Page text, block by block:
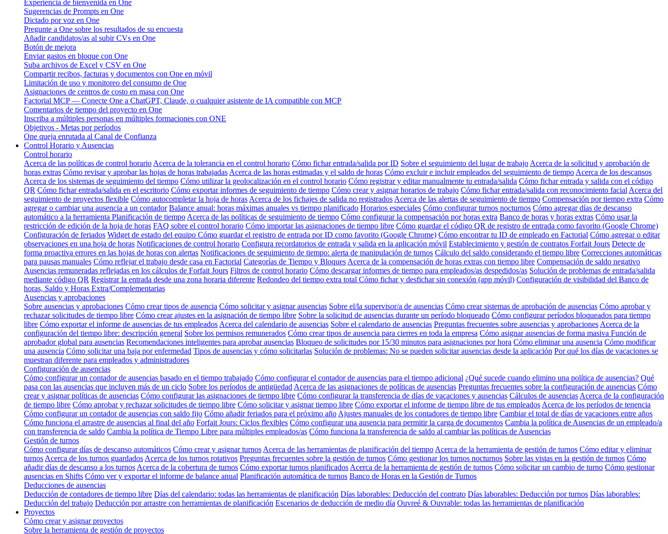
Experiencia de bienvenida en One
Sugerencias de Prompts en One
Dictado por voz en One
Pregunte a One sobre los resultados de su encuesta
Añadir candidatos/as al subir CVs en One
Botón de mejora
Enviar gastos en bloque con One
Suba archivos de Excel y CSV en One
Compartir recibos, facturas y documentos con One en móvil
Limitación de uso y monitoreo del consumo de One
Asignaciones de centros de costo en masa con One
Factorial MCP — Conecte One a ChatGPT, Claude, o cualquier asistente de IA compatible con MCP
Comentarios de tiempo del proyecto en One
Inscriba a múltiples personas en múltiples formaciones con ONE
Objetivos - Metas por períodos
One queja enrutada al Canal de Confianza
Control Horario y Ausencias
Control horario
Acerca de las políticas de control horario Acerca de la tolerancia en el control horario Cómo fichar entrada/salida por ID Sobre el seguimiento del lugar de trabajo Acerca de la solicitud y aprobación de
horas extras Cómo revisar y aprobar las hojas de horas trabajadas Acerca de las horas estimadas y el saldo de horas Cómo excluir e incluir empleados del seguimiento de tiempo Acerca de los descansos
Acerca de los sistemas de seguimiento del tiempo Cómo utilizar la geolocalización en el control horario Cómo registrar y editar manualmente tu entrada/salida Cómo fichar entrada y salida con el código
QR Cómo fichar entrada/salida en el escritorio Cómo exportar informes de seguimiento de tiempo Cómo crear y asignar horarios de trabajo Cómo fichar entrada/salida con reconocimiento facial Acerca del
seguimiento de proyectos flexible Cómo autocompletar la hoja de horas Acerca de los fichajes de salida no registrados Acerca de las alertas de seguimiento de tiempo Compensación por tiempo extra Cómo
agregar o cambiar una ausencia a un contador Balance anual: horas máximas anuales vs tiempo planificado Horarios especiales Cómo configurar turnos nocturnos Cómo agregar días de descanso
automático a la herramienta Planificación de tiempo Acerca de las políticas de seguimiento de tiempo Cómo configurar la compensación por horas extra Banco de horas y horas extras Cómo usar la
restricción de edición de la hoja de horas FAQ sobre el control horario Cómo importar las asignaciones de tiempo libre Cómo guardar el código QR de registro de entrada como favorito (Google Chrome)
Configuración de feriados Widget de estado del equipo Cómo guardar el registro de entrada por ID como favorito (Google Chrome) Cómo encontrar tu ID de empleado en Factorial Cómo agregar o editar
observaciones en una hoja de horas Notificaciones de control horario Configura recordatorios de entrada y salida en la aplicación móvil Establecimiento y gestión de contratos Forfait Jours Detecte de
forma proactiva errores en las hojas de horas con alertas Notificaciones de seguimiento de tiempo: alerta de manipulación de turnos Cálculo del saldo considerando el tiempo libre Correcciones automáticas
para pausas manuales Cómo reflejar el trabajo desde casa en Factorial Categorías de Tiempo y Bloques Acerca de la compensación de horas extras con tiempo libre Compensación de saldo negativo
Ausencias remuneradas reflejadas en los cálculos de Forfait Jours Filtros de control horario Cómo descargar informes de tiempo para empleados/as despedidos/as Solución de problemas de entrada/salida
mediante código QR Registrar la entrada desde una zona horaria diferente Redondeo del tiempo extra total Cómo fichar y desfichar sin conexión (app móvil) Configuración de visibilidad del Banco de
horas, Saldo y Horas Extra/Complementarias
Ausencias y aprobaciones
Sobre ausencias y aprobaciones Cómo crear tipos de ausencia Cómo solicitar y asignar ausencias Sobre el/la supervisor/a de ausencias Cómo crear sistemas de aprobación de ausencias Cómo aprobar y
rechazar solicitudes de tiempo libre Cómo crear ajustes en la asignación de tiempo libre Sobre la solicitud de ausencias durante un período bloqueado Cómo configurar períodos bloqueados para tiempo
libre Cómo exportar el informe de ausencias de tus empleados Acerca del calendario de ausencias Sobre el calendario de ausencias Preguntas frecuentes sobre ausencias y aprobaciones Acerca de la
configuración del tiempo libre: descripción general Sobre los permisos remunerados Cómo crear tipos de ausencia para cierres en toda la empresa Cómo asignar ausencias de forma masiva Función de
aprobador global para ausencias Recomendaciones inteligentes para aprobar ausencias Bloqueo de solicitudes por 15/30 minutos para asignaciones por hora Cómo eliminar una ausencia Cómo modificar
una ausencia Cómo solicitar una baja por enfermedad Tipos de ausencias y cómo solicitarlas Solución de problemas: No se pueden solicitar ausencias desde la aplicación Por qué los días de vacaciones se
muestran diferente para empleados y administradores
Configuración de ausencias
Cómo configurar un contador de ausencias basado en el tiempo trabajado Cómo configurar el contador de ausencias para el tiempo adicional ¿Qué sucede cuando elimino una política de ausencias? Qué
pasa con las ausencias que incluyen más de un ciclo Sobre los períodos de antigüedad Acerca de las asignaciones de políticas de ausencias Preguntas frecuentes sobre la configuración de ausencias Cómo
crear y asignar políticas de ausencias Cómo configurar las asignaciones de tiempo libre Cómo configurar la transferencia de días de vacaciones y ausencias Cálculos de ausencias Acerca de la configuración
de tiempo libre Cómo aprobar y rechazar solicitudes de tiempo libre Cómo solicitar y asignar tiempo libre Cómo exportar el informe de tiempo libre de tus empleados Acerca de los períodos de tenencia
Cómo configurar un contador de ausencias con saldo fijo Cómo añadir feriados para el próximo año Ajustes manuales de los contadores de tiempo libre Cambiar el total de días de vacaciones entre años
Cómo funciona el arrastre de ausencias al final del año Forfait Jours: Ciclos flexibles Cómo configurar una ausencia para permitir la carga de documentos Cambia la política de Ausencias de un empleado/a
con transferencia de saldo Cambia la política de Tiempo Libre para múltiples empleados/as Cómo funciona la transferencia de saldo al cambiar las políticas de Ausencias
Gestión de turnos
Cómo configurar días de descanso automáticos Cómo crear y asignar turnos Acerca de las herramientas de planificación del tiempo Acerca de la herramienta de gestión de turnos Cómo editar y eliminar
turnos Acerca de los turnos guardados Acerca de los turnos rotativos Preguntas frecuentes sobre la gestión de turnos Cómo gestionar los turnos nocturnos Sobre las vistas en la gestión de turnos Cómo
añadir días de descanso a los turnos Acerca de la cobertura de turnos Cómo exportar turnos planificados Acerca de la herramienta de gestión de turnos Cómo solicitar un cambio de turno Cómo gestionar
ausencias en Shifts Cómo ver y exportar el informe de balance anual Planificación automática de turnos Banco de Horas en la Gestión de Turnos
Deducciones de ausencias
Deducción de contadores de tiempo libre Días del calendario: todas las herramientas de planificación Días laborables: Deducción del contrato Días laborables: Deducción por turnos Días laborables:
Deducción del trabajo Deducción por arrastre con herramientas de planificación Escenarios de deducción de medio día Ouvreé & Ouvrable: todas las herramientas de planificación
Proyectos
Cómo crear y asignar proyectos
Sobre la herramienta de gestión de proyectos